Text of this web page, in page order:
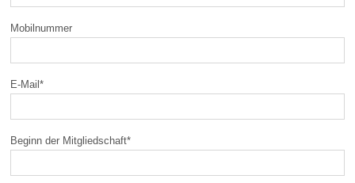
Mobilnummer
E-Mail*
Beginn der Mitgliedschaft*